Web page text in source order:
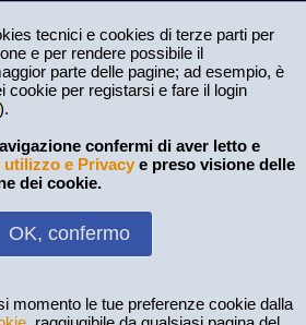
tecnici e cookies di terze parti per
e per rendere possibile il
parte delle pagine; ad esempio, è
cookie per registarsi e fare il login
).
confermi di aver letto e
utilizzo e Privacy e preso visione delle
dei cookie.
OK, confermo
momento le tue preferenze cookie dalla